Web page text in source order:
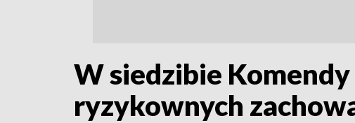
W siedzibie
ryzykownych